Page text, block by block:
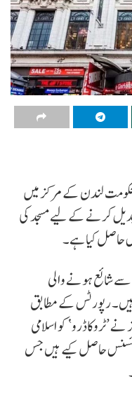
لندن کے مرکز میں
کرنے کے لیے مسجد کی
حاصل کیا ہے۔
شائع ہونے والی
رپورٹس کے مطابق
کو اسلامی
حاصل کیے ہیں جس